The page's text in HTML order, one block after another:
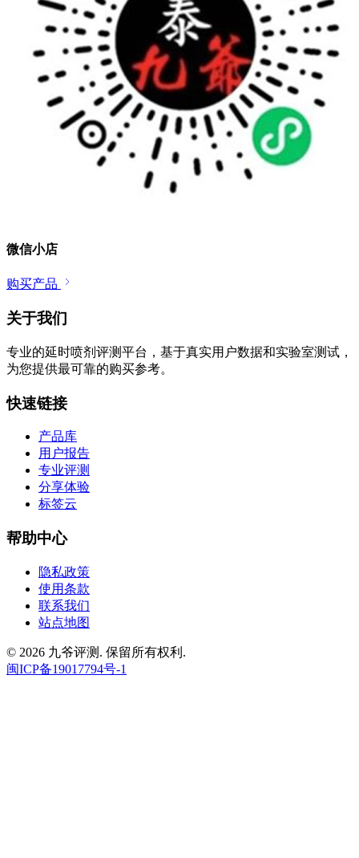
微信小店
购买产品
关于我们
专业的延时喷剂评测平台，基于真实用户数据和实验室测试，
为您提供最可靠的购买参考。
快速链接
产品库
用户报告
专业评测
分享体验
标签云
帮助中心
隐私政策
使用条款
联系我们
站点地图
© 2026 九爷评测. 保留所有权利.
闽ICP备19017794号-1